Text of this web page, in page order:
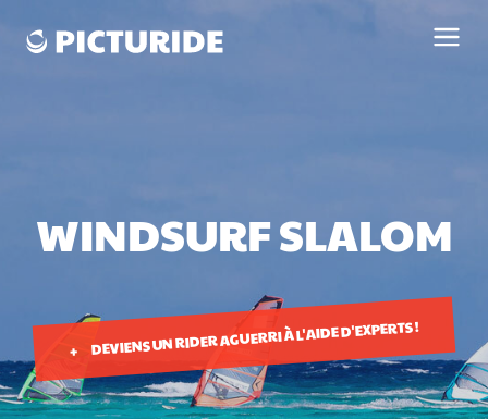
WINDSURF SLALOM
+ DEVIENS UN RIDER AGUERRI À L'AIDE D'EXPERTS !